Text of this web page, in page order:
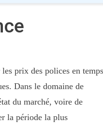
prix des polices en temps
Dans le domaine de
du marché, voire de
la période la plus